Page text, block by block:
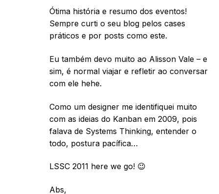
Ótima história e resumo dos eventos!
Sempre curti o seu blog pelos cases
práticos e por posts como este.
Eu também devo muito ao Alisson Vale – e
sim, é normal viajar e refletir ao conversar
com ele hehe.
Como um designer me identifiquei muito
com as ideias do Kanban em 2009, pois
falava de Systems Thinking, entender o
todo, postura pacífica…
LSSC 2011 here we go! 😉
Abs,